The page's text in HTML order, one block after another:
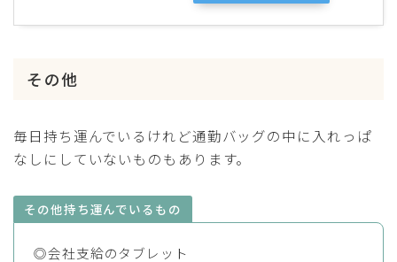
その他
毎日持ち運んでいるけれど通勤バッグの中に入れっぱ
なしにしていないものもあります。
その他持ち運んでいるもの
◎会社支給のタブレット